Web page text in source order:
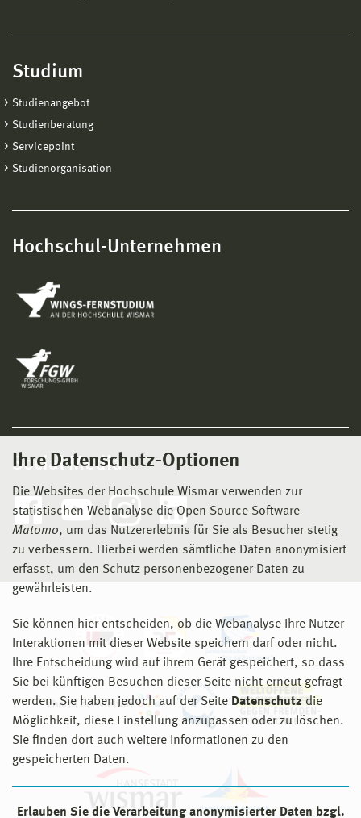
Ihre Datenschutz-Optionen
Die Websites der Hochschule Wismar verwenden zur
statistischen Webanalyse die Open-Source-Software
Matomo, um das Nutzererlebnis für Sie als Besucher stetig
zu verbessern. Hierbei werden sämtliche Daten anonymisiert
erfasst, um den Schutz personenbezogener Daten zu
gewährleisten.
Sie können hier entscheiden, ob die Webanalyse Ihre Nutzer-
Interaktionen mit dieser Website speichern darf oder nicht.
Ihre Entscheidung wird auf ihrem Gerät gespeichert, so dass
Sie bei künftigen Besuchen dieser Seite nicht erneut gefragt
werden. Sie haben jedoch auf der Seite Datenschutz die
Möglichkeit, diese Einstellung anzupassen oder zu löschen.
Sie finden dort auch weitere Informationen zu den
gespeicherten Daten.
Erlauben Sie die Verarbeitung anonymisierter Daten bzgl.
Studium
Studienangebot
Studienberatung
Servicepoint
Studienorganisation
Hochschul-Unternehmen
Social Media